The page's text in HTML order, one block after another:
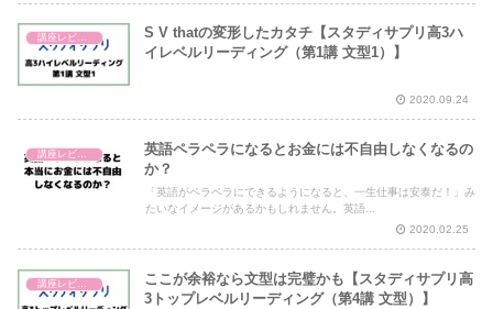
講座レビュー
S V thatの変形したカタチ【スタディサプリ高3ハ
イレベルリーディング（第1講 文型1）】
2020.09.24
英語ペラペラになるとお金には不自由しなくなるの
か？
「英語がペラペラにできるようになると、一生仕事は安泰だ！」み
たいなイメージがあるかもしれません。英語...
2020.02.25
ここが余裕なら文型は完璧かも【スタディサプリ高
3トップレベルリーディング（第4講 文型）】